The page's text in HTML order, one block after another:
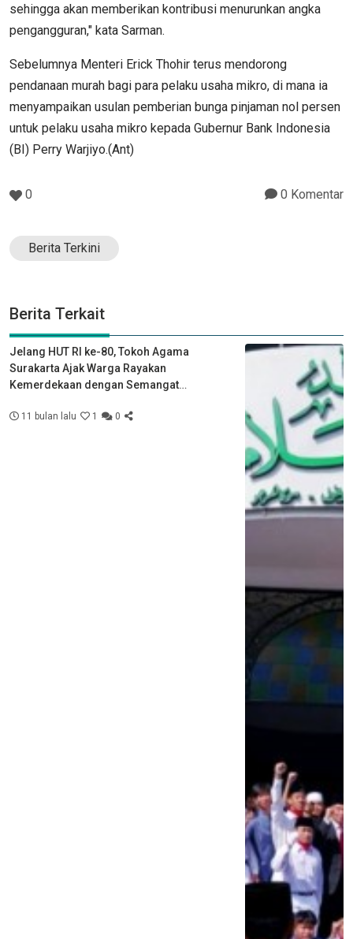
sehingga akan memberikan kontribusi menurunkan angka
pengangguran," kata Sarman.
Sebelumnya Menteri Erick Thohir terus mendorong
pendanaan murah bagi para pelaku usaha mikro, di mana ia
menyampaikan usulan pemberian bunga pinjaman nol persen
untuk pelaku usaha mikro kepada Gubernur Bank Indonesia
(BI) Perry Warjiyo.(Ant)
0 0 Komentar
Berita Terkini
Berita Terkait
Jelang HUT RI ke-80, Tokoh Agama
Surakarta Ajak Warga Rayakan
Kemerdekaan dengan Semangat
11 bulan lalu 1 0